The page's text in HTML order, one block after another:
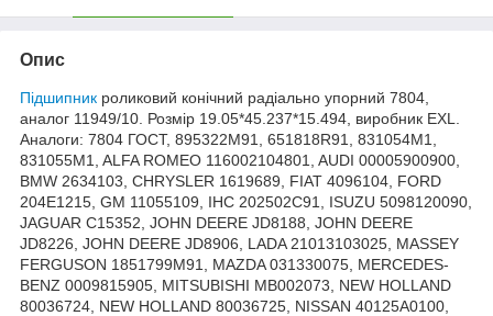
Опис
Підшипник роликовий конічний радіально упорний 7804,
аналог 11949/10. Розмір 19.05*45.237*15.494, виробник EXL.
Аналоги: 7804 ГОСТ, 895322M91, 651818R91, 831054M1,
831055M1, ALFA ROMEO 116002104801, AUDI 00005900900,
BMW 2634103, CHRYSLER 1619689, FIAT 4096104, FORD
204E1215, GM 11055109, IHC 202502C91, ISUZU 5098120090,
JAGUAR C15352, JOHN DEERE JD8188, JOHN DEERE
JD8226, JOHN DEERE JD8906, LADA 21013103025, MASSEY
FERGUSON 1851799M91, MAZDA 031330075, MERCEDES-
BENZ 0009815905, MITSUBISHI MB002073, NEW HOLLAND
80036724, NEW HOLLAND 80036725, NISSAN 40125A0100,